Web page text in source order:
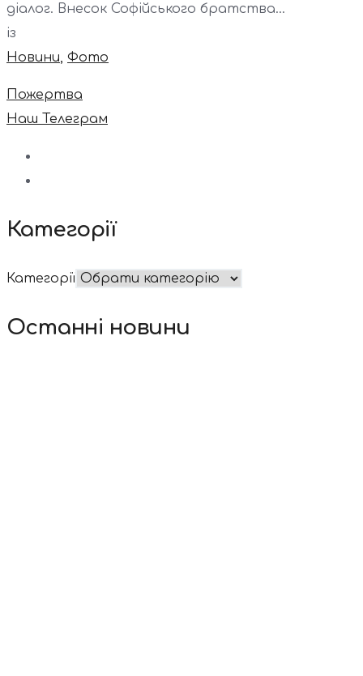
діалог. Внесок Софійського братства...
із
Новини, Фото
Пожертва
Наш Телеграм
Категорії
Категорії
Останні новини